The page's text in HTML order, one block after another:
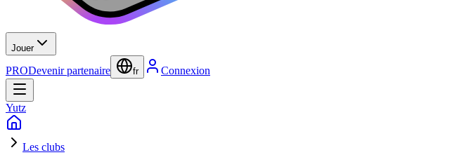
Jouer
PRODevenir partenaire fr Connexion
Yutz
Les clubs